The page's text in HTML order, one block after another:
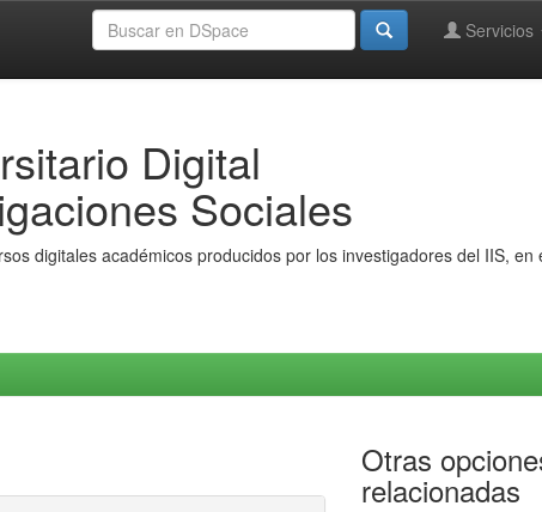
Servicios
Digital
Sociales
digitales académicos producidos por los investigadores del IIS, en
Otras
relacionadas